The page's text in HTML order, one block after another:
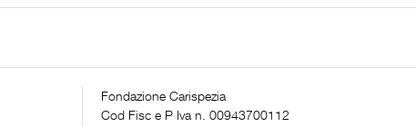
Fondazione Carispezia
Cod Fisc e P Iva n. 00943700112